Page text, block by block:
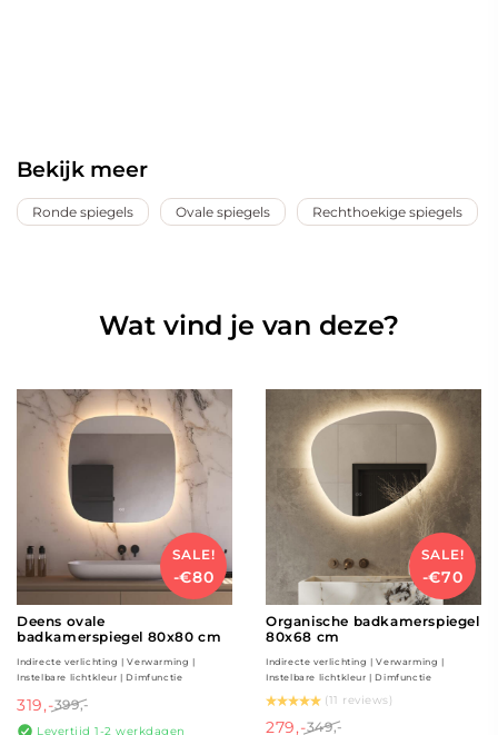
Bekijk meer
Ronde spiegels Ovale spiegels Rechthoekige spiegels
Wat vind je van deze?
SALE!
-€80
Deens ovale
badkamerspiegel 80x80 cm
Indirecte verlichting | Verwarming |
Instelbare lichtkleur | Dimfunctie
319,-399,-
Levertijd 1-2 werkdagen
SALE!
-€70
Organische badkamerspiegel
80x68 cm
Indirecte verlichting | Verwarming |
Instelbare lichtkleur | Dimfunctie
(11 reviews)
279,-349,-